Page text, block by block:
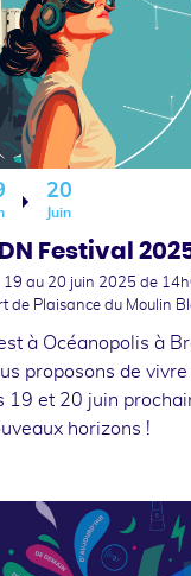
20
Juin
Festival
19 au 20 juin 2025 de
de Plaisance du Moulin
à Océanopolis à
proposons de
19 et 20 juin
horizons !